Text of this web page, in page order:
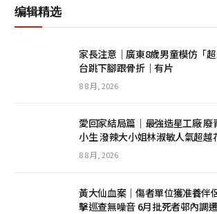
编辑精选
家長注意｜廣東8歲男童模仿「
台跳下腳跟骨折｜有片
8 8 月, 2026
愛回家結局篇｜最強造星工廠
小生 潑辣大小姐林淑敏人氣超越
8 8 月, 2026
黃大仙血案｜傷者單位獲准養伴
擊巡查無噪音 6月批死者邨內調遷